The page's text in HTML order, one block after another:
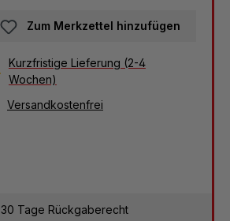
Zum Merkzettel hinzufügen
Kurzfristige Lieferung (2-4
Wochen)
Versandkostenfrei
30 Tage Rückgaberecht